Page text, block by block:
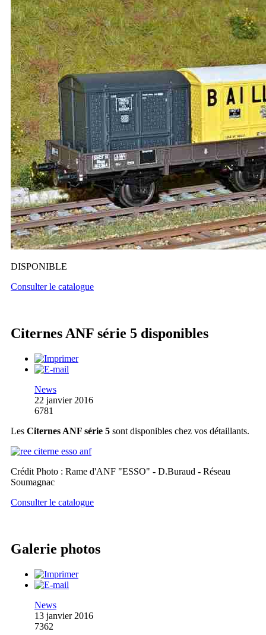
DISPONIBLE
Consulter le catalogue
Citernes ANF série 5 disponibles
News
22 janvier 2016
6781
Les Citernes ANF série 5 sont disponibles chez vos détaillants.
Crédit Photo : Rame d'ANF "ESSO" - D.Buraud - Réseau
Soumagnac
Consulter le catalogue
Galerie photos
News
13 janvier 2016
7362